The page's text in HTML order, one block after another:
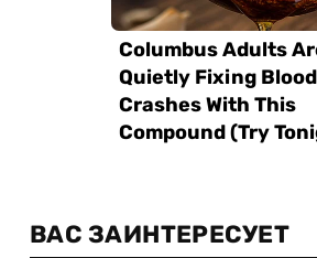
ВАС ЗАИНТЕРЕСУЕТ